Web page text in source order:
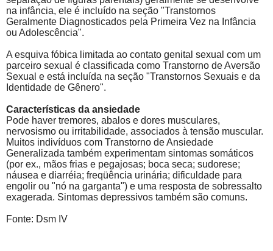
na infância, ele é incluído na seção "Transtornos
Geralmente Diagnosticados pela Primeira Vez na Infância
ou Adolescência".
A esquiva fóbica limitada ao contato genital sexual com um
parceiro sexual é classificada como Transtorno de Aversão
Sexual e está incluída na seção "Transtornos Sexuais e da
Identidade de Gênero".
Características da ansiedade
Pode haver tremores, abalos e dores musculares,
nervosismo ou irritabilidade, associados à tensão muscular.
Muitos indivíduos com Transtorno de Ansiedade
Generalizada também experimentam sintomas somáticos
(por ex., mãos frias e pegajosas; boca seca; sudorese;
náusea e diarréia; freqüência urinária; dificuldade para
engolir ou "nó na garganta") e uma resposta de sobressalto
exagerada. Sintomas depressivos também são comuns.
Fonte: Dsm IV